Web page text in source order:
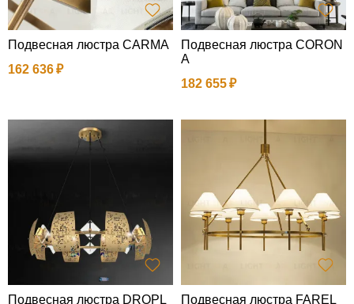
Подвесная люстра CARMA
162 636
Подвесная люстра CORON
A
182 655
Подвесная люстра DROPL Подвесная люстра FAREL